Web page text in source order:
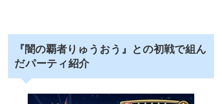
『闇の覇者りゅうおう』との初戦で組ん
だパーティ紹介